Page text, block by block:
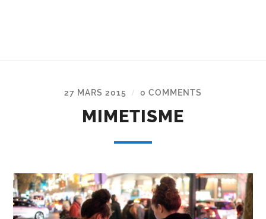
27 MARS 2015 / 0 COMMENTS
MIMETISME